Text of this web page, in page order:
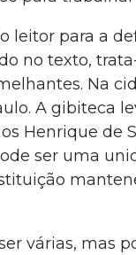
leitor para a
no texto,
Na
A gibiteca
Henrique de
ser uma
várias, mas